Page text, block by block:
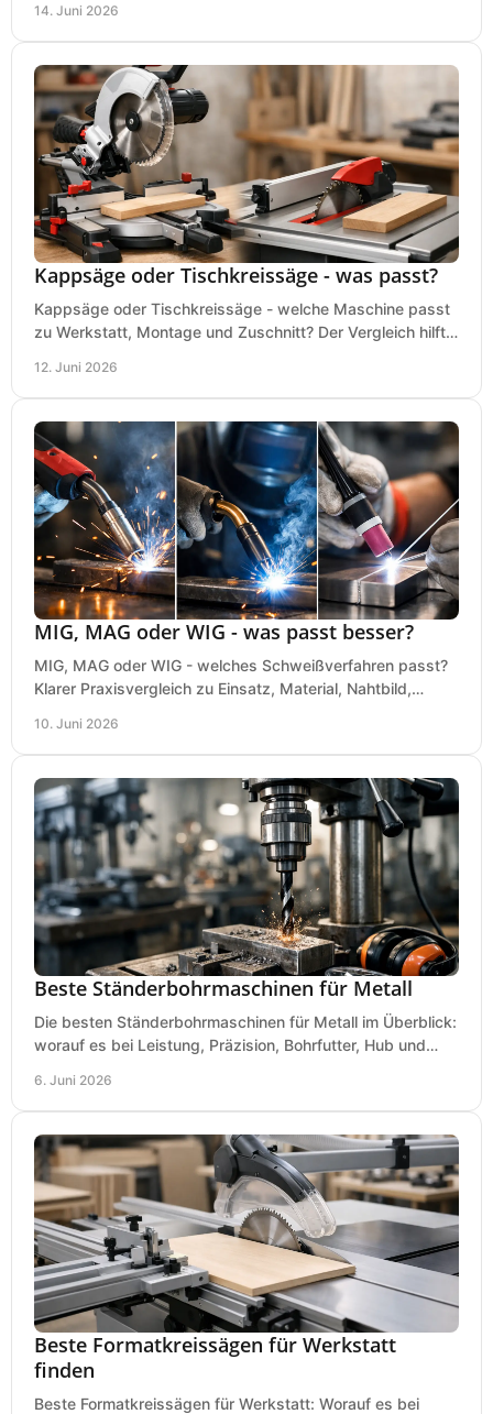
14. Juni 2026
Kappsäge oder Tischkreissäge - was passt?
Kappsäge oder Tischkreissäge - welche Maschine passt
zu Werkstatt, Montage und Zuschnitt? Der Vergleich hilft
12. Juni 2026
MIG, MAG oder WIG - was passt besser?
MIG, MAG oder WIG - welches Schweißverfahren passt?
Klarer Praxisvergleich zu Einsatz, Material, Nahtbild,
10. Juni 2026
Beste Ständerbohrmaschinen für Metall
Die besten Ständerbohrmaschinen für Metall im Überblick:
worauf es bei Leistung, Präzision, Bohrfutter, Hub und
6. Juni 2026
Beste Formatkreissägen für Werkstatt
finden
Beste Formatkreissägen für Werkstatt: Worauf es bei